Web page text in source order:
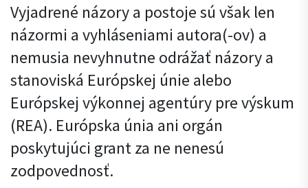
Vyjadrené názory a postoje sú však len
názormi a vyhláseniami autora(-ov) a
nemusia nevyhnutne odrážať názory a
stanoviská Európskej únie alebo
Európskej výkonnej agentúry pre výskum
(REA). Európska únia ani orgán
poskytujúci grant za ne nenesú
zodpovednosť.